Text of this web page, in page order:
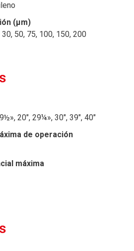
(μm)
30, 50, 75, 100, 150, 200
20″, 29¼», 30″, 39″, 40″
de operación
máxima